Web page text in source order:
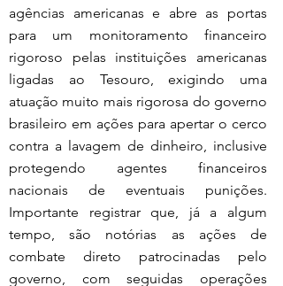
agências americanas e abre as portas
para um monitoramento financeiro
rigoroso pelas instituições americanas
ligadas ao Tesouro, exigindo uma
atuação muito mais rigorosa do governo
brasileiro em ações para apertar o cerco
contra a lavagem de dinheiro, inclusive
protegendo agentes financeiros
nacionais de eventuais punições.
Importante registrar que, já a algum
tempo, são notórias as ações de
combate direto patrocinadas pelo
governo, com seguidas operações